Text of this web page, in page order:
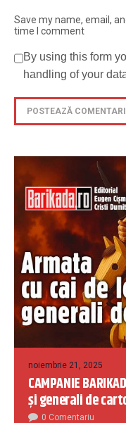
Save my name, email,
time I comment
By using this form
handling of your
noiembrie 21, 2025
CAMPANIE
și generali de
0 Comentariu